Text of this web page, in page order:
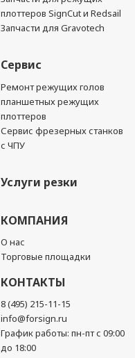
плоттеров SignCut и Redsail
Запчасти для Gravotech
Сервис
Ремонт режущих голов
планшетных режущих
плоттеров
Сервис фрезерных станков
с ЧПУ
Услуги резки
КОМПАНИЯ
О нас
Торговые площадки
КОНТАКТЫ
8 (495) 215-11-15
info@forsign.ru
График работы: пн-пт с 09:00
до 18:00